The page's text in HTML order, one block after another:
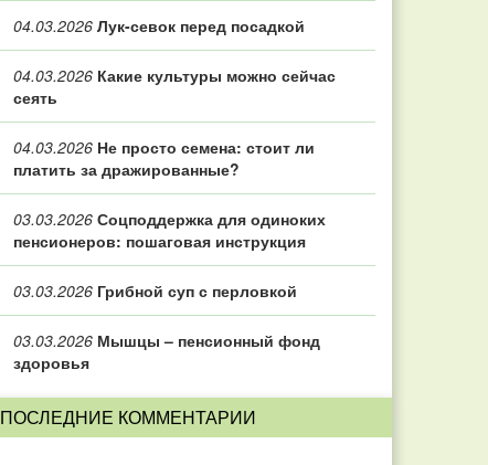
04.03.2026 Лук-севок перед посадкой
04.03.2026 Какие культуры можно сейчас
сеять
04.03.2026 Не просто семена: стоит ли
платить за дражированные?
03.03.2026 Соцподдержка для одиноких
пенсионеров: пошаговая инструкция
03.03.2026 Грибной суп с перловкой
03.03.2026 Мышцы – пенсионный фонд
здоровья
ПОСЛЕДНИЕ КОММЕНТАРИИ